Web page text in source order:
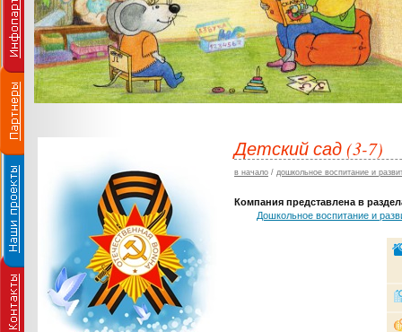
Детский сад (3-7)
в начало / дошкольное воспитание и
Компания представлена в
Дошкольное воспитание и